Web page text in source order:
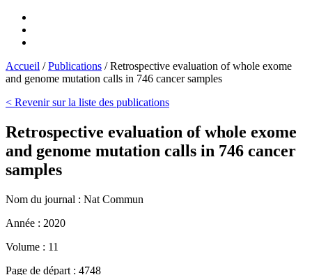
Accueil /Publications /Retrospective evaluation of whole exome
and genome mutation calls in 746 cancer samples
< Revenir sur la liste des publications
Retrospective evaluation of whole exome
and genome mutation calls in 746 cancer
samples
Nom du journal : Nat Commun
Année : 2020
Volume : 11
Page de départ : 4748